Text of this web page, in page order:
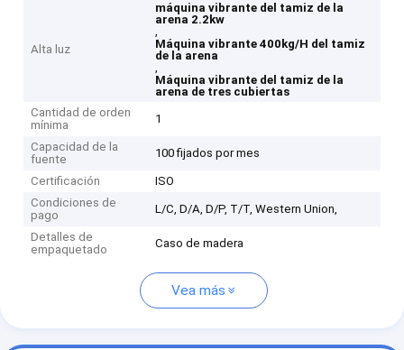
Alta luz
máquina vibrante del tamiz de la
arena 2.2kw
,
Máquina vibrante 400kg/H del tamiz
de la arena
,
Máquina vibrante del tamiz de la
arena de tres cubiertas
Cantidad de orden
mínima
1
Capacidad de la
fuente
100 fijados por mes
Certificación
ISO
Condiciones de
pago
L/C, D/A, D/P, T/T, Western Union,
Detalles de
empaquetado
Caso de madera
Vea más